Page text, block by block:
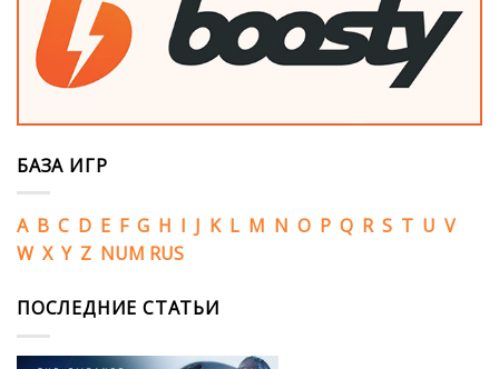
БАЗА ИГР
A B C D E F G H I J K L M N O P Q R S T U V
W X Y Z NUM RUS
ПОСЛЕДНИЕ СТАТЬИ